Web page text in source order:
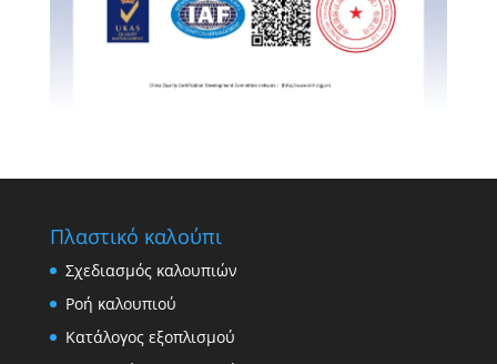
Πλαστικό καλούπι
Σχεδιασμός καλουπιών
Ροή καλουπιού
Κατάλογος εξοπλισμού